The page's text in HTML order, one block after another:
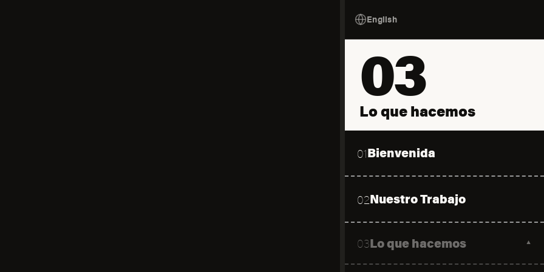
English
03
Lo que hacemos
01Bienvenida
02Nuestro Trabajo
03Lo que hacemos ▼